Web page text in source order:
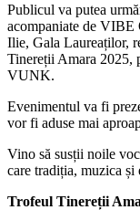
Publicul va putea
acompaniate de VIBE
Ilie, Gala Laureaților,
Tinereții Amara 2025,
VUNK.
Evenimentul va fi
vor fi aduse mai
Vino să susții noile
care tradiția, muzica și
Trofeul Tinereții